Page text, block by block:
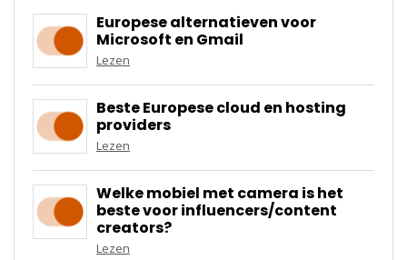
Europese alternatieven voor
Microsoft en Gmail
Lezen
Beste Europese cloud en hosting
providers
Lezen
Welke mobiel met camera is het
beste voor influencers/content
creators?
Lezen